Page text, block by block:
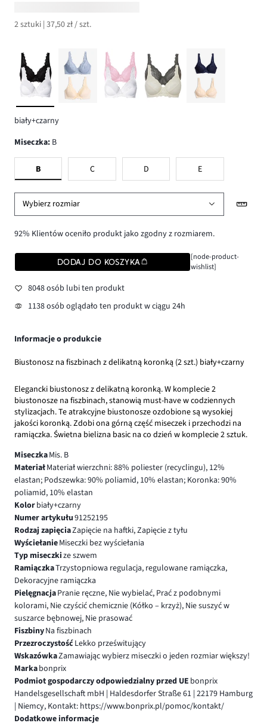
2 sztuki | 37,50 zł / szt.
biały+czarny
Miseczka: B
B C D E
Wybierz rozmiar
92% Klientów oceniło produkt jako zgodny z rozmiarem.
DODAJ DO KOSZYKA
[node-product-
wishlist]
8048 osób lubi ten produkt
1138 osób oglądało ten produkt w ciągu 24h
Informacje o produkcie
Biustonosz na fiszbinach z delikatną koronką (2 szt.) biały+czarny
Elegancki biustonosz z delikatną koronką. W komplecie 2
biustonosze na fiszbinach, stanowią must-have w codziennych
stylizacjach. Te atrakcyjne biustonosze ozdobione są wysokiej
jakości koronką. Zdobi ona górną część miseczek i przechodzi na
ramiączka. Świetna bielizna basic na co dzień w komplecie 2 sztuk.
MiseczkaMis. B
MateriałMateriał wierzchni: 88% poliester (recyclingu), 12%
elastan; Podszewka: 90% poliamid, 10% elastan; Koronka: 90%
poliamid, 10% elastan
Kolorbiały+czarny
Numer artykułu91252195
Rodzaj zapięciaZapięcie na haftki, Zapięcie z tyłu
WyściełanieMiseczki bez wyściełania
Typ miseczkize szwem
RamiączkaTrzystopniowa regulacja, regulowane ramiączka,
Dekoracyjne ramiączka
PielęgnacjaPranie ręczne, Nie wybielać, Prać z podobnymi
kolorami, Nie czyścić chemicznie (Kółko – krzyż), Nie suszyć w
suszarce bębnowej, Nie prasować
FiszbinyNa fiszbinach
PrzezroczystośćLekko prześwitujący
WskazówkaZamawiając wybierz miseczki o jeden rozmiar większy!
Markabonprix
Podmiot gospodarczy odpowiedzialny przed UE bonprix
Handelsgesellschaft mbH | Haldesdorfer Straße 61 | 22179 Hamburg
| Niemcy, Kontakt: https://www.bonprix.pl/pomoc/kontakt/
Dodatkowe informacje